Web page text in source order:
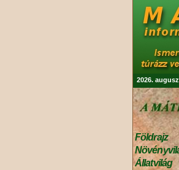
2026.
Földrajz
Állatvilág